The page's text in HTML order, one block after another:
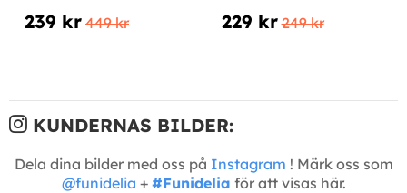
239 kr 449 kr 229 kr 249 kr
KUNDERNAS BILDER:
Dela dina bilder med oss på Instagram ! Märk oss som
@funidelia + #Funidelia för att visas här.